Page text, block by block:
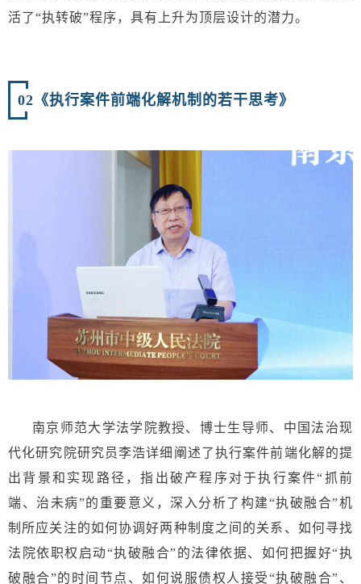
活了“执转破”程序，具有上升为顶层设计的潜力。
02 《执行案件前端化解机制的若干思考》
南京师范大学法学院教授、博士生导师、中国法治现
代化研究院研究员李浩详细阐述了执行案件前端化解的提
出背景和实现路径，指出破产程序对于执行案件“抓前
端、治未病”的重要意义，深入分析了构建“执破融合”机
制所应关注的如何协调好两种制度之间的关系、如何寻找
法院依职权启动“执破融合”的法律依据、如何把握好“执
破融合”的时间节点、如何说服债权人接受“执破融合”、